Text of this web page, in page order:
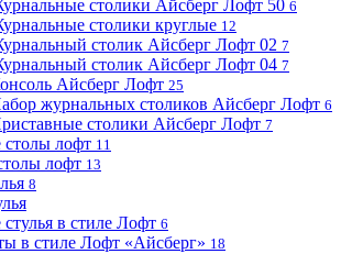
столики Айсберг Лофт 50 6
столики круглые 12
столик Айсберг Лофт 02 7
столик Айсберг Лофт 04 7
Айсберг Лофт 25
журнальных столиков Айсберг Лофт 6
столики Айсберг Лофт 7
столы лофт 11
лофт 13
8
в стиле Лофт 6
в стиле Лофт «Айсберг» 18